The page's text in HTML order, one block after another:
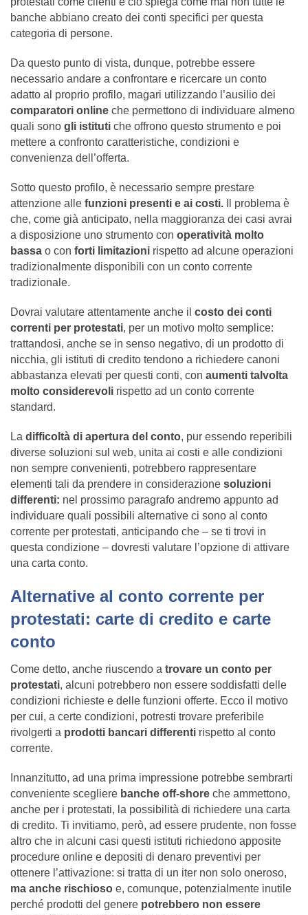
banche abbiano creato dei conti specifici per questa
categoria di persone.
Da questo punto di vista, dunque, potrebbe essere
necessario andare a confrontare e ricercare un conto
adatto al proprio profilo, magari utilizzando l’ausilio dei
comparatori online che permettono di individuare almeno
quali sono gli istituti che offrono questo strumento e poi
mettere a confronto caratteristiche, condizioni e
convenienza dell’offerta.
Sotto questo profilo, è necessario sempre prestare
attenzione alle funzioni presenti e ai costi. Il problema è
che, come già anticipato, nella maggioranza dei casi avrai
a disposizione uno strumento con operatività molto
bassa o con forti limitazioni rispetto ad alcune operazioni
tradizionalmente disponibili con un conto corrente
tradizionale.
Dovrai valutare attentamente anche il costo dei conti
correnti per protestati, per un motivo molto semplice:
trattandosi, anche se in senso negativo, di un prodotto di
nicchia, gli istituti di credito tendono a richiedere canoni
abbastanza elevati per questi conti, con aumenti talvolta
molto considerevoli rispetto ad un conto corrente
standard.
La difficoltà di apertura del conto, pur essendo reperibili
diverse soluzioni sul web, unita ai costi e alle condizioni
non sempre convenienti, potrebbero rappresentare
elementi tali da prendere in considerazione soluzioni
differenti: nel prossimo paragrafo andremo appunto ad
individuare quali possibili alternative ci sono al conto
corrente per protestati, anticipando che – se ti trovi in
questa condizione – dovresti valutare l’opzione di attivare
una carta conto.
Alternative al conto corrente per
protestati: carte di credito e carte
conto
Come detto, anche riuscendo a trovare un conto per
protestati, alcuni potrebbero non essere soddisfatti delle
condizioni richieste e delle funzioni offerte. Ecco il motivo
per cui, a certe condizioni, potresti trovare preferibile
rivolgerti a prodotti bancari differenti rispetto al conto
corrente.
Innanzitutto, ad una prima impressione potrebbe sembrarti
conveniente scegliere banche off-shore che ammettono,
anche per i protestati, la possibilità di richiedere una carta
di credito. Ti invitiamo, però, ad essere prudente, non fosse
altro che in alcuni casi questi istituti richiedono apposite
procedure online e depositi di denaro preventivi per
ottenere l’attivazione: si tratta di un iter non solo oneroso,
ma anche rischioso e, comunque, potenzialmente inutile
perché prodotti del genere potrebbero non essere